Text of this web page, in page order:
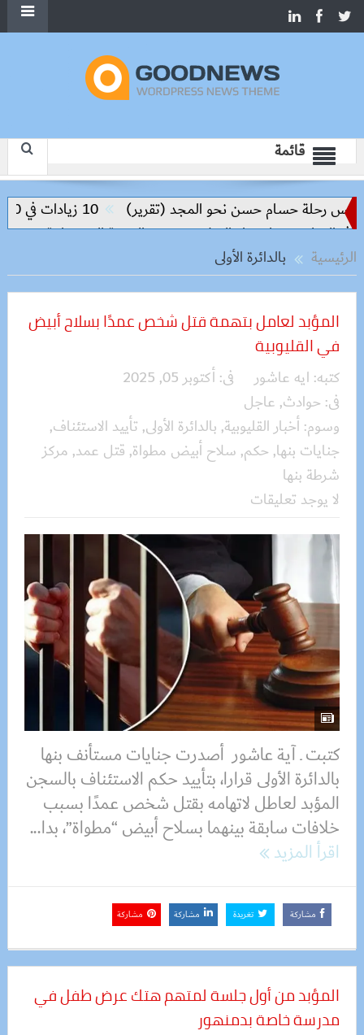
قائمة
رحلة حسام حسن نحو المجد (تقرير)
10 زيادات في 10 سنوات.. هل حان الوقت لرفع دعم البنزين نهائيا؟
مفتاح بناء السلام وتحقيق التنمية المستدامة
الرئيسية
بالدائرة الأولى
المؤبد لعامل بتهمة قتل شخص عمدًا بسلاح أبيض
في القليوبية
كتبه: ايه عاشور فى:أكتوبر 05, 2025
فى: حوادث, عاجل
وسوم:أخبار القليوبية, بالدائرة الأولى, تأييد الاستئناف,
جنايات بنها, حكم, سلاح أبيض مطواة, قتل عمد, مركز
شرطة بنها
لا يوجد تعليقات
كتبت ـ آية عاشور أصدرت جنايات مستأنف بنها
بالدائرة الأولى قرارا، بتأييد حكم الاستئناف بالسجن
المؤبد لعاطل لاتهامه بقتل شخص عمدًا بسبب
خلافات سابقة بينهما بسلاح أبيض “مطواة”، بدا...
اقرأ المزيد
مشاركة تغريدة مشاركة مشاركة
المؤبد من أول جلسة لمتهم هتك عرض طفل في
مدرسة خاصة بدمنهور